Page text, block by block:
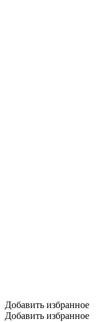
Добавить избранное
Добавить избранное